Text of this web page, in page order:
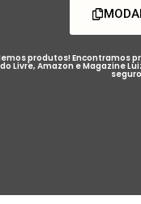
produtos! Encontramos
Livre, Amazon e Magazine